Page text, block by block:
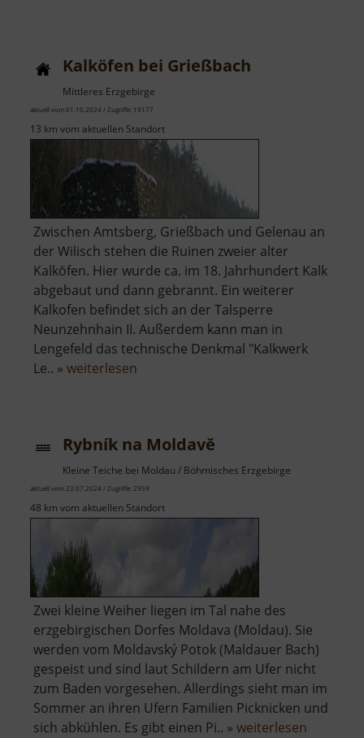
Kalköfen bei Grießbach
Mittleres Erzgebirge
aktuell vom 01.10.2024 / Zugriffe: 19177
13 km vom aktuellen Standort
Zwischen Amtsberg, Grießbach und Gelenau an
der Wilisch stehen die Ruinen zweier alter
Kalköfen. Hier wurde ca. im 18. Jahrhundert Kalk
abgebaut und dann gebrannt. Ein weiterer
Kalkofen befindet sich an der Talsperre
Neunzehnhain II. Außerdem kann man in
Lengefeld das technische Denkmal "Kalkwerk
Le.. » weiterlesen
Rybník na Moldavě
Kleine Teiche bei Moldau / Böhmisches Erzgebirge
aktuell vom 23.07.2024 / Zugriffe: 2959
48 km vom aktuellen Standort
Zwei kleine Weiher liegen im Tal nahe des
erzgebirgischen Dorfes Moldava (Moldau). Sie
werden vom Moldavský Potok (Maldauer Bach)
gespeist und sind laut Schildern am Ufer nicht
zum Baden vorgesehen. Allerdings sieht man im
Sommer an ihren Ufern Familien Picknicken und
sich abkühlen. Es gibt einen Pi.. » weiterlesen